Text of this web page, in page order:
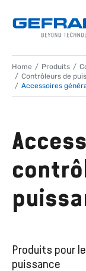
Home Produits
Contrôleurs de
Accessoires
Produits pour
puissance